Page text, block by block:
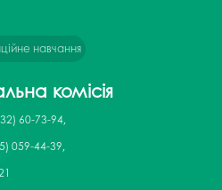
навчання
комісія
60-73-94,
059-44-39,